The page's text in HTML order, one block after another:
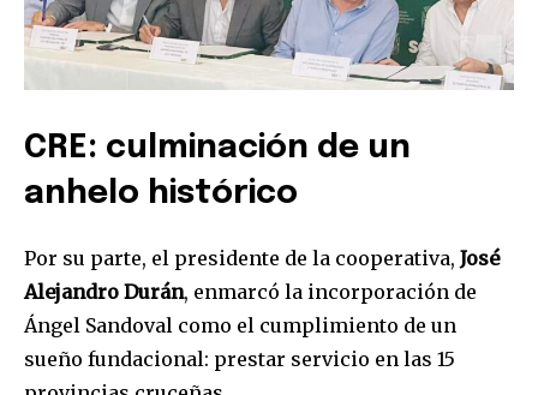
CRE: culminación de un
anhelo histórico
Por su parte, el presidente de la cooperativa, José
Alejandro Durán, enmarcó la incorporación de
Ángel Sandoval como el cumplimiento de un
sueño fundacional: prestar servicio en las 15